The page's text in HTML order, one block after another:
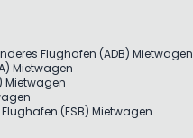
Flughafen (ADB) Mietwagen
Mietwagen
Mietwagen
(ESB) Mietwagen